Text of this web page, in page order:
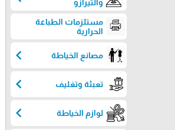
والتيرازو
مستلزمات الطباعة
الحرارية
مصانع الخياطة chevron_left
تعبئة وتغليف chevron_left
لوازم الخياطة chevron_left